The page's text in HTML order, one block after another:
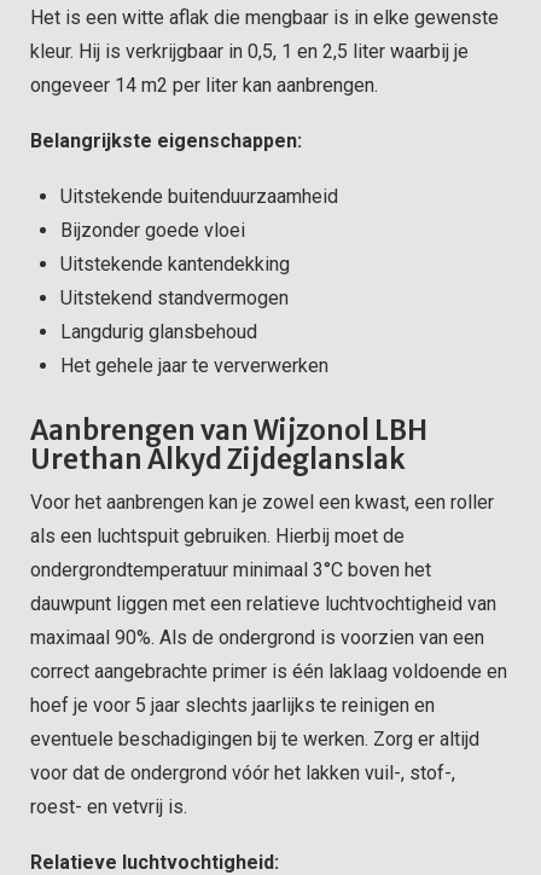
Het is een witte aflak die mengbaar is in elke gewenste
kleur. Hij is verkrijgbaar in 0,5, 1 en 2,5 liter waarbij je
ongeveer 14 m2 per liter kan aanbrengen.
Belangrijkste eigenschappen:
Uitstekende buitenduurzaamheid
Bijzonder goede vloei
Uitstekende kantendekking
Uitstekend standvermogen
Langdurig glansbehoud
Het gehele jaar te ververwerken
Aanbrengen van Wijzonol LBH
Urethan Alkyd Zijdeglanslak
Voor het aanbrengen kan je zowel een kwast, een roller
als een luchtspuit gebruiken. Hierbij moet de
ondergrondtemperatuur minimaal 3°C boven het
dauwpunt liggen met een relatieve luchtvochtigheid van
maximaal 90%. Als de ondergrond is voorzien van een
correct aangebrachte primer is één laklaag voldoende en
hoef je voor 5 jaar slechts jaarlijks te reinigen en
eventuele beschadigingen bij te werken. Zorg er altijd
voor dat de ondergrond vóór het lakken vuil-, stof-,
roest- en vetvrij is.
Relatieve luchtvochtigheid: